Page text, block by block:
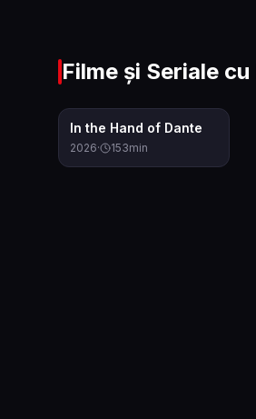
Filme și Seriale cu
4.5
In the Hand of Dante
2026· 153min